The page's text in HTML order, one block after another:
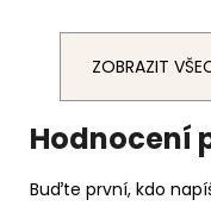
ZOBRAZIT
Hodnocení
Buďte první, kdo